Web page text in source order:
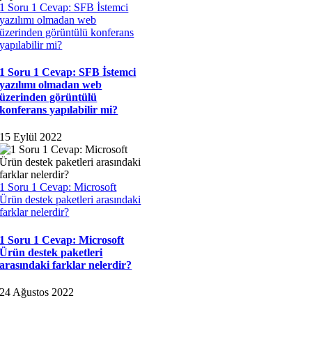
1 Soru 1 Cevap: SFB İstemci
yazılımı olmadan web
üzerinden görüntülü konferans
yapılabilir mi?
1 Soru 1 Cevap: SFB İstemci
yazılımı olmadan web
üzerinden görüntülü
konferans yapılabilir mi?
15 Eylül 2022
1 Soru 1 Cevap: Microsoft
Ürün destek paketleri arasındaki
farklar nelerdir?
1 Soru 1 Cevap: Microsoft
Ürün destek paketleri
arasındaki farklar nelerdir?
24 Ağustos 2022